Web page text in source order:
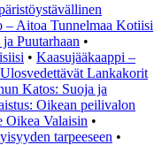
– Aitoa Tunnelmaa Kotiisi
Puutarhaan •
• Kaasujääkaappi –
Lankakorit
Katos: Suoja ja
Oikean peilivalon
Oikea Valaisin •
tarpeeseen •